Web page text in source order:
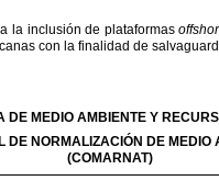
a la inclusión de plataformas
con la finalidad de
DE MEDIO AMBIENTE Y
DE NORMALIZACIÓN DE MEDIO
(COMARNAT)